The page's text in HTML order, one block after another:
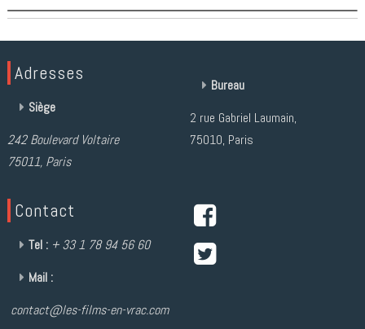
Adresses
Siège
242 Boulevard Voltaire
75011, Paris
Bureau
2 rue Gabriel Laumain,
75010, Paris
Contact
Tel : + 33 1 78 94 56 60
Mail :
contact@les-films-en-vrac.com